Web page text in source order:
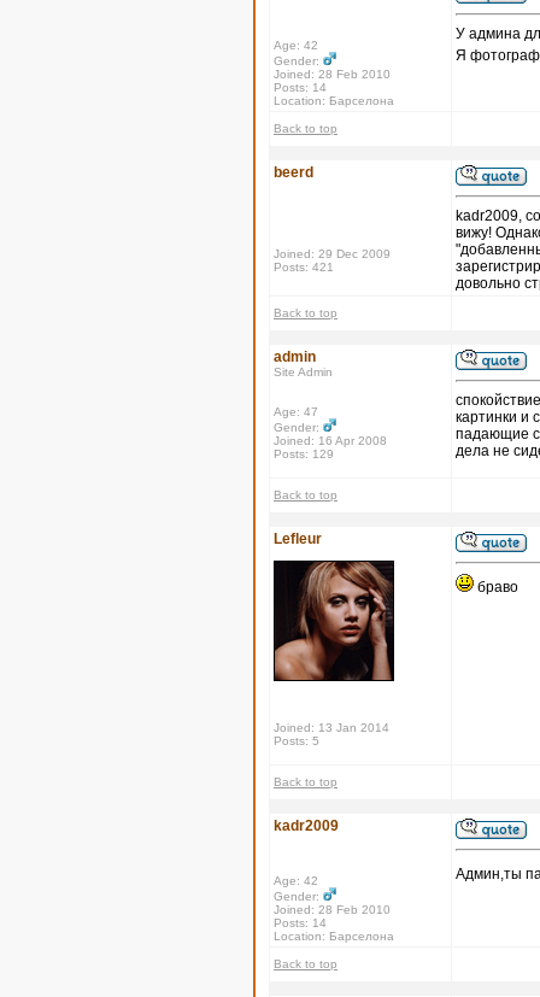
Age: 42
Gender:
Joined: 28 Feb 2010
Posts: 14
Location: Барселона
У админа
Я
Back to top
beerd
Joined: 29 Dec 2009
Posts: 421
kadr2009,
вижу!
довольно
Back to top
admin
Site Admin
Age: 47
Gender:
Joined: 16 Apr 2008
Posts: 129
картинки и
падающие
дела не
Back to top
Lefleur
Joined: 13 Jan 2014
Posts: 5
браво
Back to top
kadr2009
Age: 42
Gender:
Joined: 28 Feb 2010
Posts: 14
Location: Барселона
Админ,ты
Back to top